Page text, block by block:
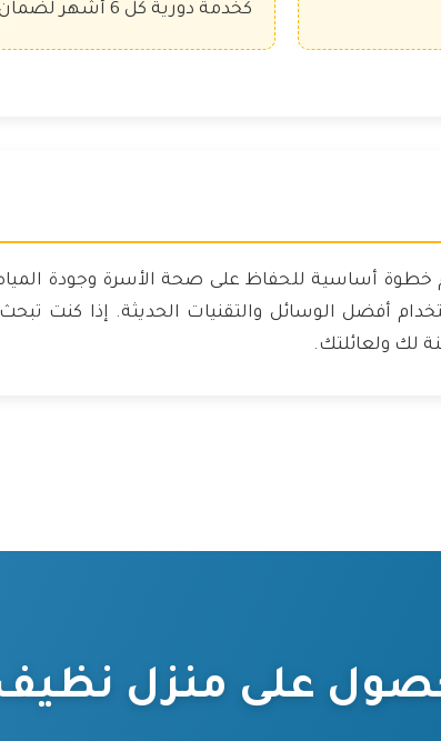
كخدمة دورية كل 6 أشهر لضمان نقاء المياه.
خطوة أساسية للحفاظ على صحة الأسرة وجودة
أفضل الوسائل والتقنيات الحديثة. إذا كنت
لك ولعائلتك.
على منزل